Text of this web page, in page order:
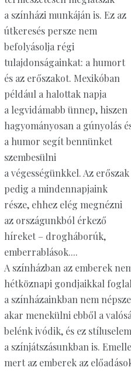
a színházi munkáján is. Ez az
útkeresés persze nem
befolyásolja régi
tulajdonságainkat: a humort
és az erőszakot. Mexikóban
például a halottak napja
a legvidámabb ünnep, hiszen
hagyományosan a gúnyolás
a humor segít bennünket
szembesülni
a végességünkkel. Az erőszak
pedig a mindennapjaink
része, ehhez elég megnézni
az országunkból érkező
híreket – drogháborúk,
emberrablások....
A színházban az emberek
hétköznapi gondjaikkal
a színházainkban nem
akar menekülni ebből a
belénk ivódik, és ez
a színjátszásunkban is.
mert az emberek az